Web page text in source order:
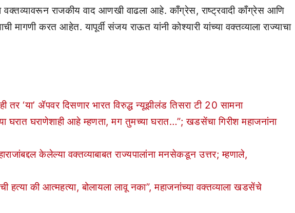
वक्तव्यावरून राजकीय वाद आणखी वाढला आहे. काँग्रेस, राष्ट्रवादी काँग्रेस आणि
मागणी करत आहेत. यापूर्वी संजय राऊत यांनी कोश्यारी यांच्या वक्तव्याला राज्याचा
तर ‘या’ ॲपवर दिसणार भारत विरुद्ध न्यूझीलंड तिसरा टी 20 सामना
घराणेशाही आहे म्हणता, मग तुमच्या घरात…”; खडसेंचा गिरीश महाजनांना
केलेल्या वक्तव्याबाबत राज्यपालांना मनसेकडून उत्तर; म्हणाले,
की आत्महत्या, बोलायला लावू नका”, महाजनांच्या वक्तव्याला खडसेंचे